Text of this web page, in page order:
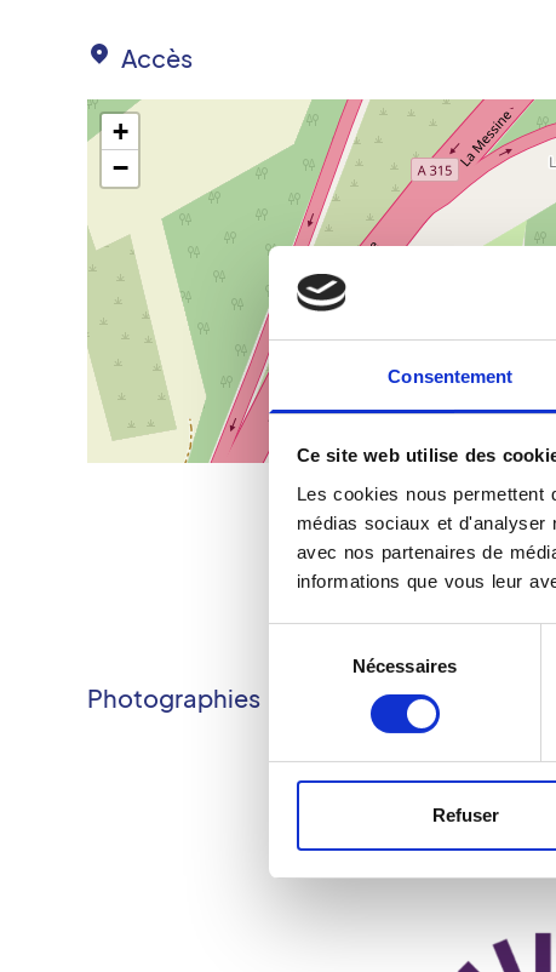
Consentement
Ce site web utilise des
Les cookies nous permettent
médias sociaux et d'analyser
avec nos partenaires de
informations que vous leur
consentement
Nécessaires
Refuser
Accès
+
−
Photographies